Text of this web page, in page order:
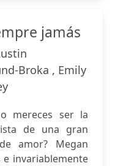
jamás
Broka , Emily
mereces ser la
de una gran
amor? Megan
invariablemente